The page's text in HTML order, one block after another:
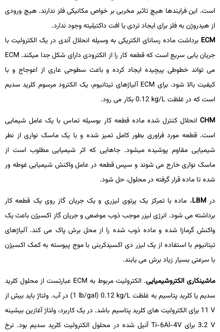
است. این فرایندها هیچ تاثیر مخربی بر خواص مکانیکی فلز ندارند. هیچ ورودی
از هیدروژن به فلز برای ایجاد تردی یا افت داکتیلیته وجود ندارد.
ECM برداشت ماده رسانای الکتریکی به وسیله انحلال آندی در یک الکترولیت با
جریان­ یابی سریع است که قطعه­ کار را از الکترودی دارای شکل جدا می­کند. ECM
می ­تواند خطوطی پیچیده ایجاد کرده و باعث سطوحی عاری از اعوجاج و با
کیفیت بالا شود. برای ECM آلیاژهای تیتانیوم، یک الکترود مرسوم کلرید سدیم
است که در غلظتkg/L
CHM انحلال کنترل­ شده ماده قطعه­ کار بوسیله تماس با یک عامل شیمایی
است. قطعه مورد فراوری بطور کامل تمیز شده و با یک ماسک نواری از نطر
شیمیایی مقاوم پوشیده می­شود. جاهایی که اثر شیمیایی مطلوب است از
ماسک نواری خارج می­ شوند و سپس قطعه در عامل واکنش شیمیایی غوطه­ ور
شده تا ماده قرار گرفته در محلول، حل شود.
درLBM، ماده با تمرکز یک پرتوی لیزری و یک جریان گاز روی یک قطعه­ کار
برداشته می­ شود. انرژی لیزر موجب ذوب موضعی و جریان گاز اکسیژن باعث یک
واکنش گرمازا شده و ماده ذوب شده را از محل برش پاک می­ کند. آلیاژهای
تیتانیوم با استفاده از یک لیزر دی­ اکسیدکربنی با موج پیوسته به کمک اکسیژن
با سرعتی بسیار زیاد برش می­ یابند.
ماشین­کاری الکتروشیمیایی. الکترولیت مربوط به ECM عبارتست از محلول کلرید
سدیم یا کلرید پتاسیم به غلظتkg/L
lb/gal
V11 برای الکترولیت­ های کلرید پتاسیم باشد. در یک کاربرد، ولتاژ آغازین بیشینه
V3.2 برای Ti-6Al-4V آنیل­ شده در محلول الکترولیت کلرید سدیم بود. نرخ